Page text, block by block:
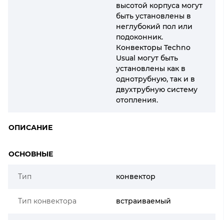
высотой корпуса могут
быть установлены в
неглубокий пол или
подоконник.
Конвекторы Techno
Usual могут быть
установлены как в
однотрубную, так и в
двухтрубную систему
отопления.
ОПИСАНИЕ
ОСНОВНЫЕ
Тип конвектор
Тип конвектора встраиваемый